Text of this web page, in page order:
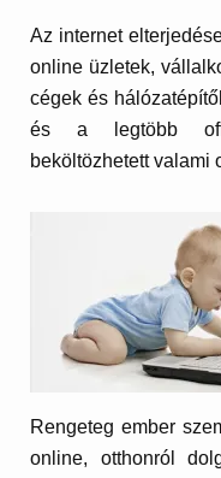
Az internet
online üzletek,
cégek és
és a legtöbb
beköltözhetett valami
Rengeteg ember
online, otthonról